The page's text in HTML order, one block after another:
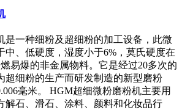
是一种细粉及超细粉的加工设备，此微
中、低硬度，湿度小于6%，莫氏硬度在
易爆的非金属物料。它是经过20多次的
超细粉的生产而研发制造的新型磨粉
毫米。 HGM超细微粉磨粉机主要用
解石、滑石、涂料、颜料和化妆品行